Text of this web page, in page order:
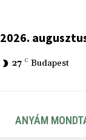
2026.
27 C Budapest
ANYÁM